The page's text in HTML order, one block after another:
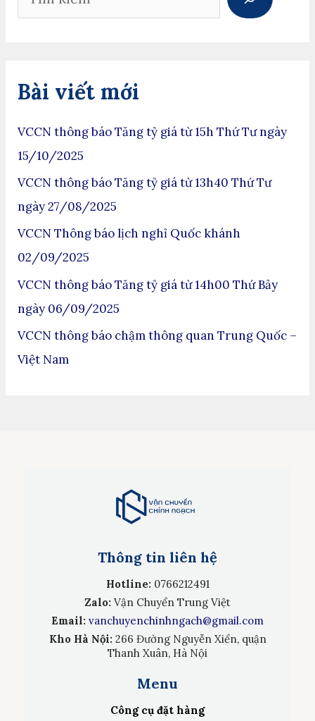
Bài viết mới
VCCN thông báo Tăng tỷ giá từ 15h Thứ Tư ngày
15/10/2025
VCCN thông báo Tăng tỷ giá từ 13h40 Thứ Tư
ngày 27/08/2025
VCCN Thông báo lịch nghỉ Quốc khánh
02/09/2025
VCCN thông báo Tăng tỷ giá từ 14h00 Thứ Bảy
ngày 06/09/2025
VCCN thông báo chậm thông quan Trung Quốc –
Việt Nam
Thông tin liên hệ
Hotline: 0766212491
Zalo: Vận Chuyển Trung Việt
Email: vanchuyenchinhngach@gmail.com
Kho Hà Nội: 266 Đường Nguyễn Xiển, quận
Thanh Xuân, Hà Nội
Menu
Công cụ đặt hàng